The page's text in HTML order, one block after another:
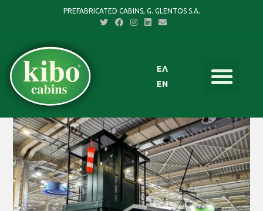
PREFABRICATED CABINS, G. GLENTOS S.A.
ΕΛ
EN